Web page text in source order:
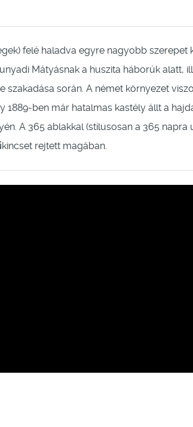
felé haladva egyre nagyobb szerepet
Mátyásnak a huszita háborúk alatt,
szakadása során. A német környezet
1889-ben már hatalmas kastély állt a
A 365 ablakkal (stílusosan a 365 napra
rejtett magában.